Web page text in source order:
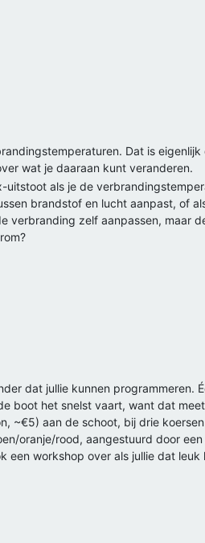
Dat is
wat je daaraan kunt veranderen.
als je de
brandstof en lucht aanpast, of
verbranding zelf aanpassen, maar
dat jullie kunnen programmeren.
boot het snelst vaart, want dat
~€5) aan de schoot, bij drie
oranje/rood, aangestuurd door
een workshop over als jullie dat leuk